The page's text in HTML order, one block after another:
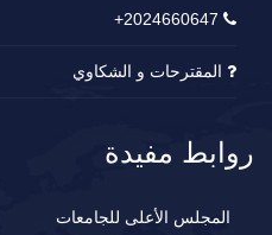
2024660647+
المقترحات و الشكاوي
روابط مفيدة
المجلس الأعلى للجامعات